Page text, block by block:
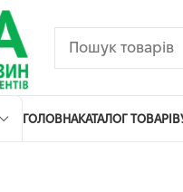
ГОЛОВНАКАТАЛОГ ТОВАРІВ